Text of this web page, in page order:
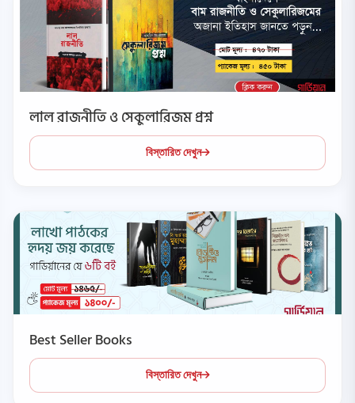
লাল রাজনীতি ও সেকুলারিজম প্রশ্ন
বিস্তারিত দেখুন
Best Seller Books
বিস্তারিত দেখুন